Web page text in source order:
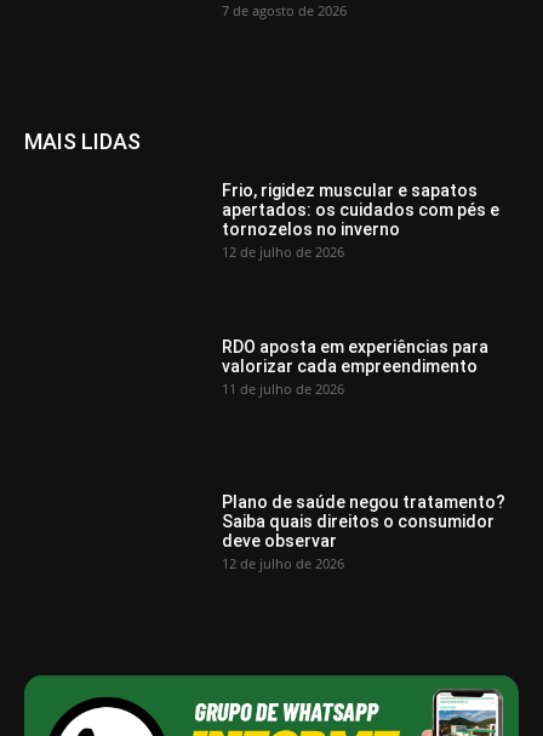
7 de agosto de 2026
MAIS LIDAS
Frio, rigidez muscular e sapatos
apertados: os cuidados com pés e
tornozelos no inverno
12 de julho de 2026
RDO aposta em experiências para
valorizar cada empreendimento
11 de julho de 2026
Plano de saúde negou tratamento?
Saiba quais direitos o consumidor
deve observar
12 de julho de 2026